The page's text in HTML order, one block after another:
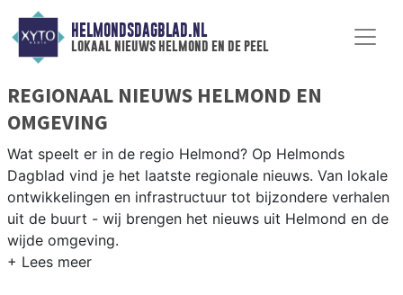
HELMONDSDAGBLAD.NL
lokaal nieuws helmond en de peel
REGIONAAL NIEUWS HELMOND EN
OMGEVING
Wat speelt er in de regio Helmond? Op Helmonds
Dagblad vind je het laatste regionale nieuws. Van lokale
ontwikkelingen en infrastructuur tot bijzondere verhalen
uit de buurt - wij brengen het nieuws uit Helmond en de
wijde omgeving.